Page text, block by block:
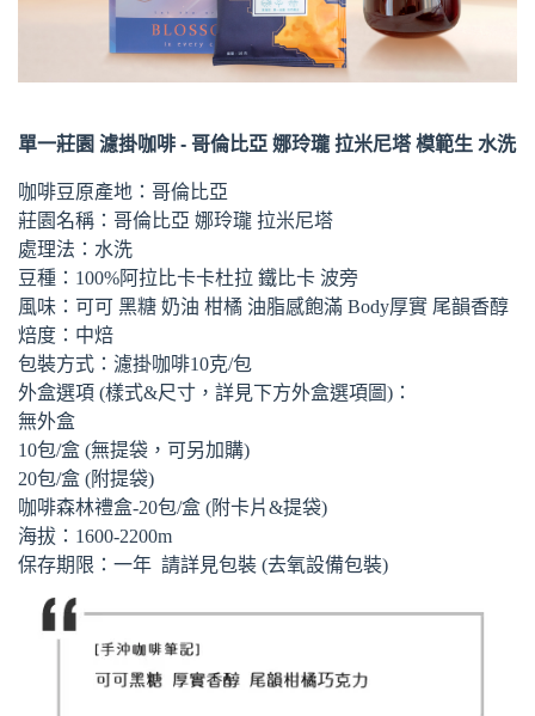
單一莊園 濾掛咖啡 - 哥倫比亞 娜玲瓏 拉米尼塔 模範生 水洗
咖啡豆原產地：哥倫比亞
莊園名稱：哥倫比亞 娜玲瓏 拉米尼塔
處理法：水洗
豆種：100%阿拉比卡卡杜拉 鐵比卡 波旁
風味：可可 黑糖 奶油 柑橘 油脂感飽滿 Body厚實 尾韻香醇
焙度：中焙
包裝方式：濾掛咖啡10克/包
外盒選項 (樣式&尺寸，詳見下方外盒選項圖)：
無外盒
10包/盒 (無提袋，可另加購)
20包/盒 (附提袋)
咖啡森林禮盒-20包/盒 (附卡片&提袋)
海拔：1600-2200m
保存期限：一年 請詳見包裝 (去氧設備包裝)